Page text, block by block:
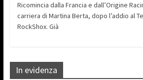
Ricomincia dalla Francia e dall’Origine
carriera di Martina Berta, dopo l’addio al
RockShox. Già
In evidenza